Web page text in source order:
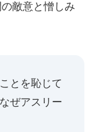
敵意と憎しみ
とを恥じて
ぜアスリー